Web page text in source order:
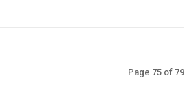
Page 75 of 79